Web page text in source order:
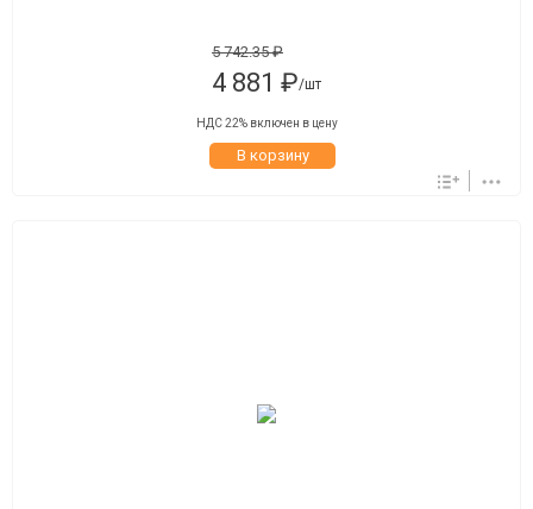
5 742.35 ₽
4 881 ₽/шт
НДС 22% включен в цену
В корзину